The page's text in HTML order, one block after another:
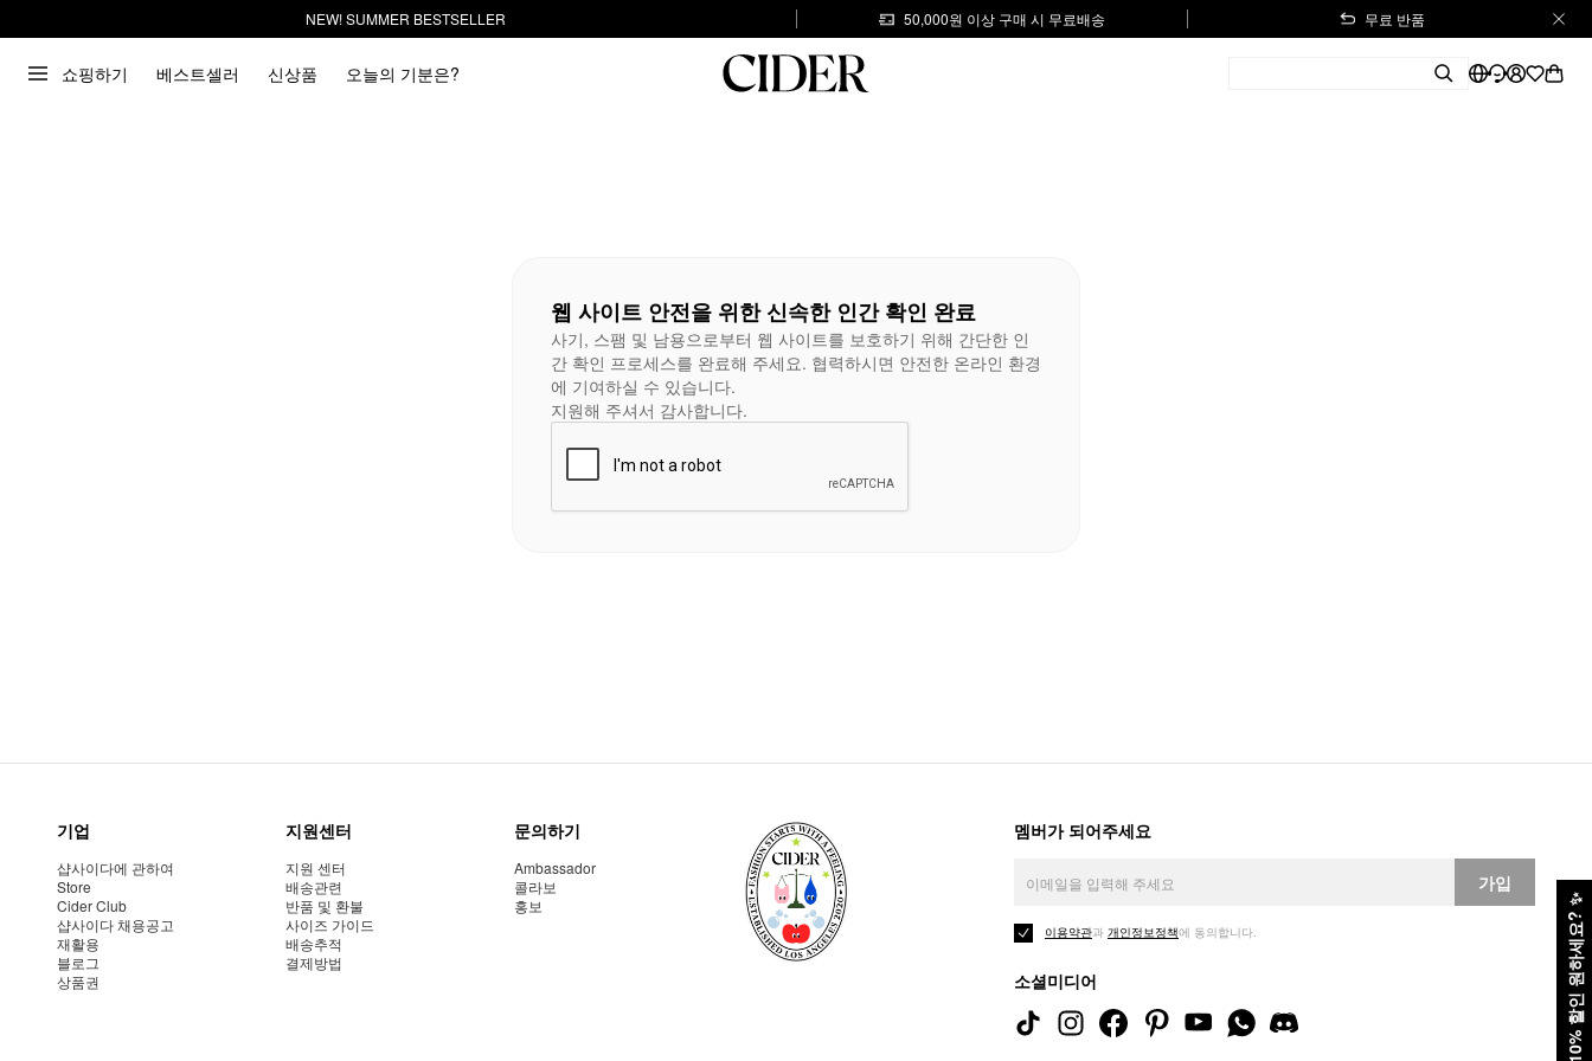
NEW! SUMMER BESTSELLER 50,000원 이상 구매 시 무료배송 무료 반품
쇼핑하기 베스트셀러 신상품 오늘의 기분은?
10% 할인 원하세요?
✨
웹 사이트 안전을 위한 신속한 인간 확인 완료
사기, 스팸 및 남용으로부터 웹 사이트를 보호하기 위해 간단한 인
간 확인 프로세스를 완료해 주세요. 협력하시면 안전한 온라인 환경
에 기여하실 수 있습니다.
지원해 주셔서 감사합니다.
기업
샵사이다에 관하여
Store
Cider Club
샵사이다 채용공고
재활용
블로그
상품권
지원센터
지원 센터
배송관련
반품 및 환불
사이즈 가이드
배송추적
결제방법
문의하기
Ambassador
콜라보
홍보
멤버가 되어주세요
가입
이용약관과 개인정보정책에 동의합니다.
소셜미디어